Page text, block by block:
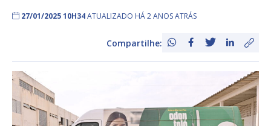
27/01/2025 10H34ATUALIZADO HÁ 2 ANOS ATRÁS
Compartilhe: